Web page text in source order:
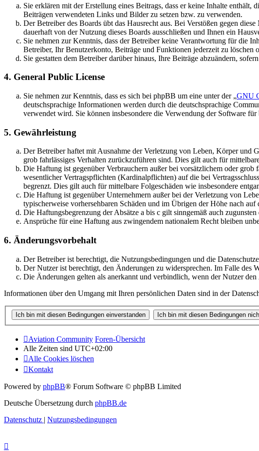
Sie erklären mit der Erstellung eines Beitrags, dass er keine Inhalte enthält,
Beiträgen verwendeten Links und Bilder zu setzen bzw. zu verwenden.
Der Betreiber des Boards übt das Hausrecht aus. Bei Verstößen gegen
dauerhaft von der Nutzung dieses Boards ausschließen und Ihnen ein
Sie nehmen zur Kenntnis, dass der Betreiber keine Verantwortung für die
Betreiber, Ihr Benutzerkonto, Beiträge und Funktionen jederzeit zu löschen
Sie gestatten dem Betreiber darüber hinaus, Ihre Beiträge abzuändern,
4. General Public License
Sie nehmen zur Kenntnis, dass es sich bei phpBB um eine unter der „GNU
deutschsprachige Informationen werden durch die deutschsprachige
verwendet wird. Sie können insbesondere die Verwendung der Software
5. Gewährleistung
Der Betreiber haftet mit Ausnahme der Verletzung von Leben, Körper und
grob fahrlässiges Verhalten zurückzuführen sind. Dies gilt auch für
Die Haftung ist gegenüber Verbrauchern außer bei vorsätzlichem oder
wesentlicher Vertragspflichten (Kardinalpflichten) auf die bei
begrenzt. Dies gilt auch für mittelbare Folgeschäden wie insbesondere
Die Haftung ist gegenüber Unternehmern außer bei der Verletzung von
typischerweise vorhersehbaren Schäden und im Übrigen der Höhe nach
Die Haftungsbegrenzung der Absätze a bis c gilt sinngemäß auch
Ansprüche für eine Haftung aus zwingendem nationalem Recht bleiben
6. Änderungsvorbehalt
Der Betreiber ist berechtigt, die Nutzungsbedingungen und die
Der Nutzer ist berechtigt, den Änderungen zu widersprechen. Im Falle des
Die Änderungen gelten als anerkannt und verbindlich, wenn der Nutzer
Informationen über den Umgang mit Ihren persönlichen Daten sind in der
Aviation Community Foren-Übersicht
Alle Zeiten sind UTC+02:00
Alle Cookies löschen
Kontakt
Powered by phpBB® Forum Software © phpBB Limited
Deutsche Übersetzung durch phpBB.de
Datenschutz | Nutzungsbedingungen